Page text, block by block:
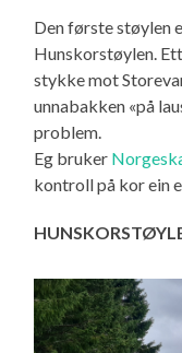
Den første støylen
Hunskorstøylen.
stykke mot
unnabakken «på
problem.
Eg bruker
kontroll på kor ein